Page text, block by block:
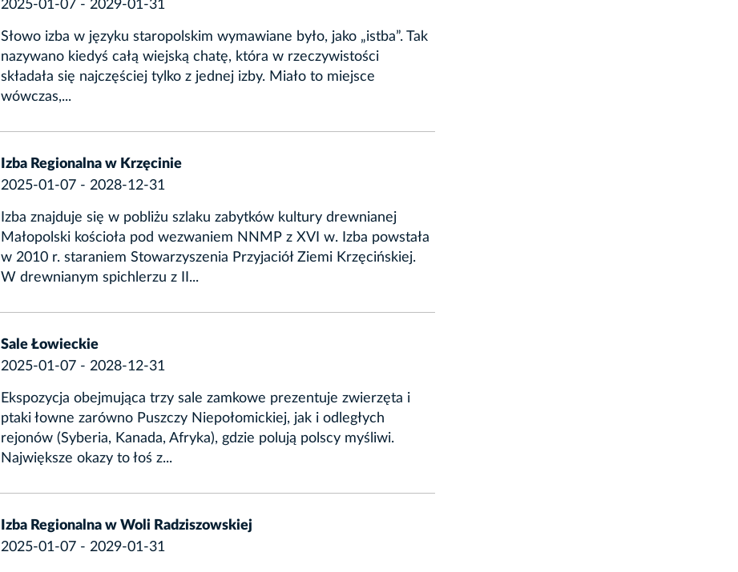
2025-01-07 - 2029-01-31
Słowo izba w języku staropolskim wymawiane było, jako „istba”. Tak
nazywano kiedyś całą wiejską chatę, która w rzeczywistości
składała się najczęściej tylko z jednej izby. Miało to miejsce
wówczas,...
Izba Regionalna w Krzęcinie
2025-01-07 - 2028-12-31
Izba znajduje się w pobliżu szlaku zabytków kultury drewnianej
Małopolski kościoła pod wezwaniem NNMP z XVI w. Izba powstała
w 2010 r. staraniem Stowarzyszenia Przyjaciół Ziemi Krzęcińskiej.
W drewnianym spichlerzu z II...
Sale Łowieckie
2025-01-07 - 2028-12-31
Ekspozycja obejmująca trzy sale zamkowe prezentuje zwierzęta i
ptaki łowne zarówno Puszczy Niepołomickiej, jak i odległych
rejonów (Syberia, Kanada, Afryka), gdzie polują polscy myśliwi.
Największe okazy to łoś z...
Izba Regionalna w Woli Radziszowskiej
2025-01-07 - 2029-01-31